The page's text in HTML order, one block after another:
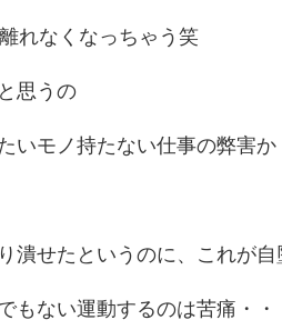
れなくなっちゃう笑
思うの
いモノ持たない仕事の弊害か
潰せたというのに、これが
もない運動するのは苦痛・